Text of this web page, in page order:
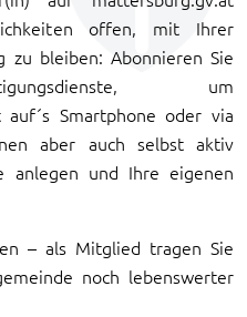
offen, mit Ihrer
zu bleiben: Abonnieren Sie
um
Smartphone oder via
aber auch selbst aktiv
anlegen und Ihre eigenen
– als Mitglied tragen Sie
noch lebenswerter